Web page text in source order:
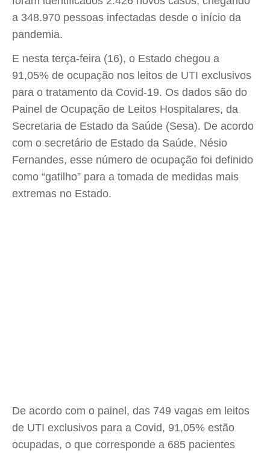
a 348.970 pessoas infectadas desde o início da
pandemia.
E nesta terça-feira (16), o Estado chegou a
91,05% de ocupação nos leitos de UTI exclusivos
para o tratamento da Covid-19. Os dados são do
Painel de Ocupação de Leitos Hospitalares, da
Secretaria de Estado da Saúde (Sesa). De acordo
com o secretário de Estado da Saúde, Nésio
Fernandes, esse número de ocupação foi definido
como “gatilho” para a tomada de medidas mais
extremas no Estado.
De acordo com o painel, das 749 vagas em leitos
de UTI exclusivos para a Covid, 91,05% estão
ocupadas, o que corresponde a 685 pacientes